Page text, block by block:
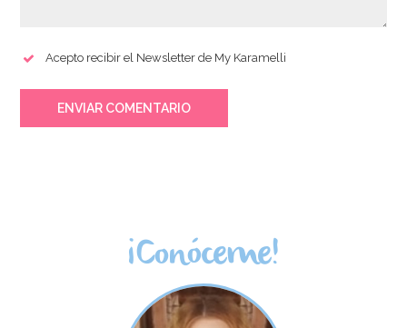
Acepto recibir el Newsletter de My Karamelli
ENVIAR COMENTARIO
¡Conóceme!